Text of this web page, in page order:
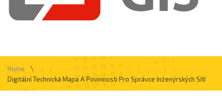
Home
\
Digitální Technická Mapa A Povinnosti Pro Správce Inženýrských Sítí